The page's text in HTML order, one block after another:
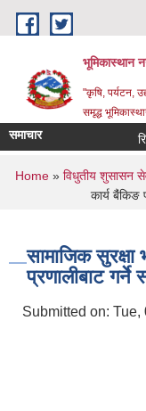
Skip to main content
भूमिकास्थान
"कृषि, पर्यटन,
समृद्ध
समाचार
You are
Home » विधुतीय शुसासन
कार्य बै‌ंकिङ
सामाजिक सुरक्षा
प्रणालीबाट गर्ने
Submitted on: Tue,